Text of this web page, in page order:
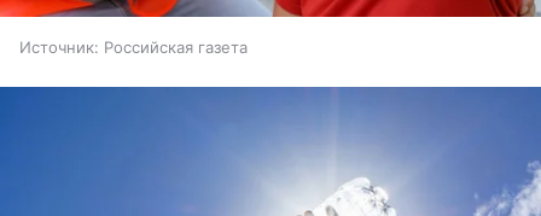
Источник: Российская газета